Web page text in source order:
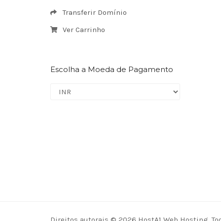
Transferir Domínio
Ver Carrinho
Escolha a Moeda de Pagamento